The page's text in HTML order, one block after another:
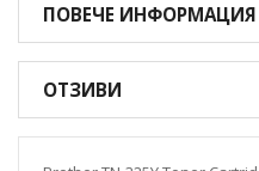
ПОВЕЧЕ ИНФОРМАЦИЯ
ОТЗИВИ